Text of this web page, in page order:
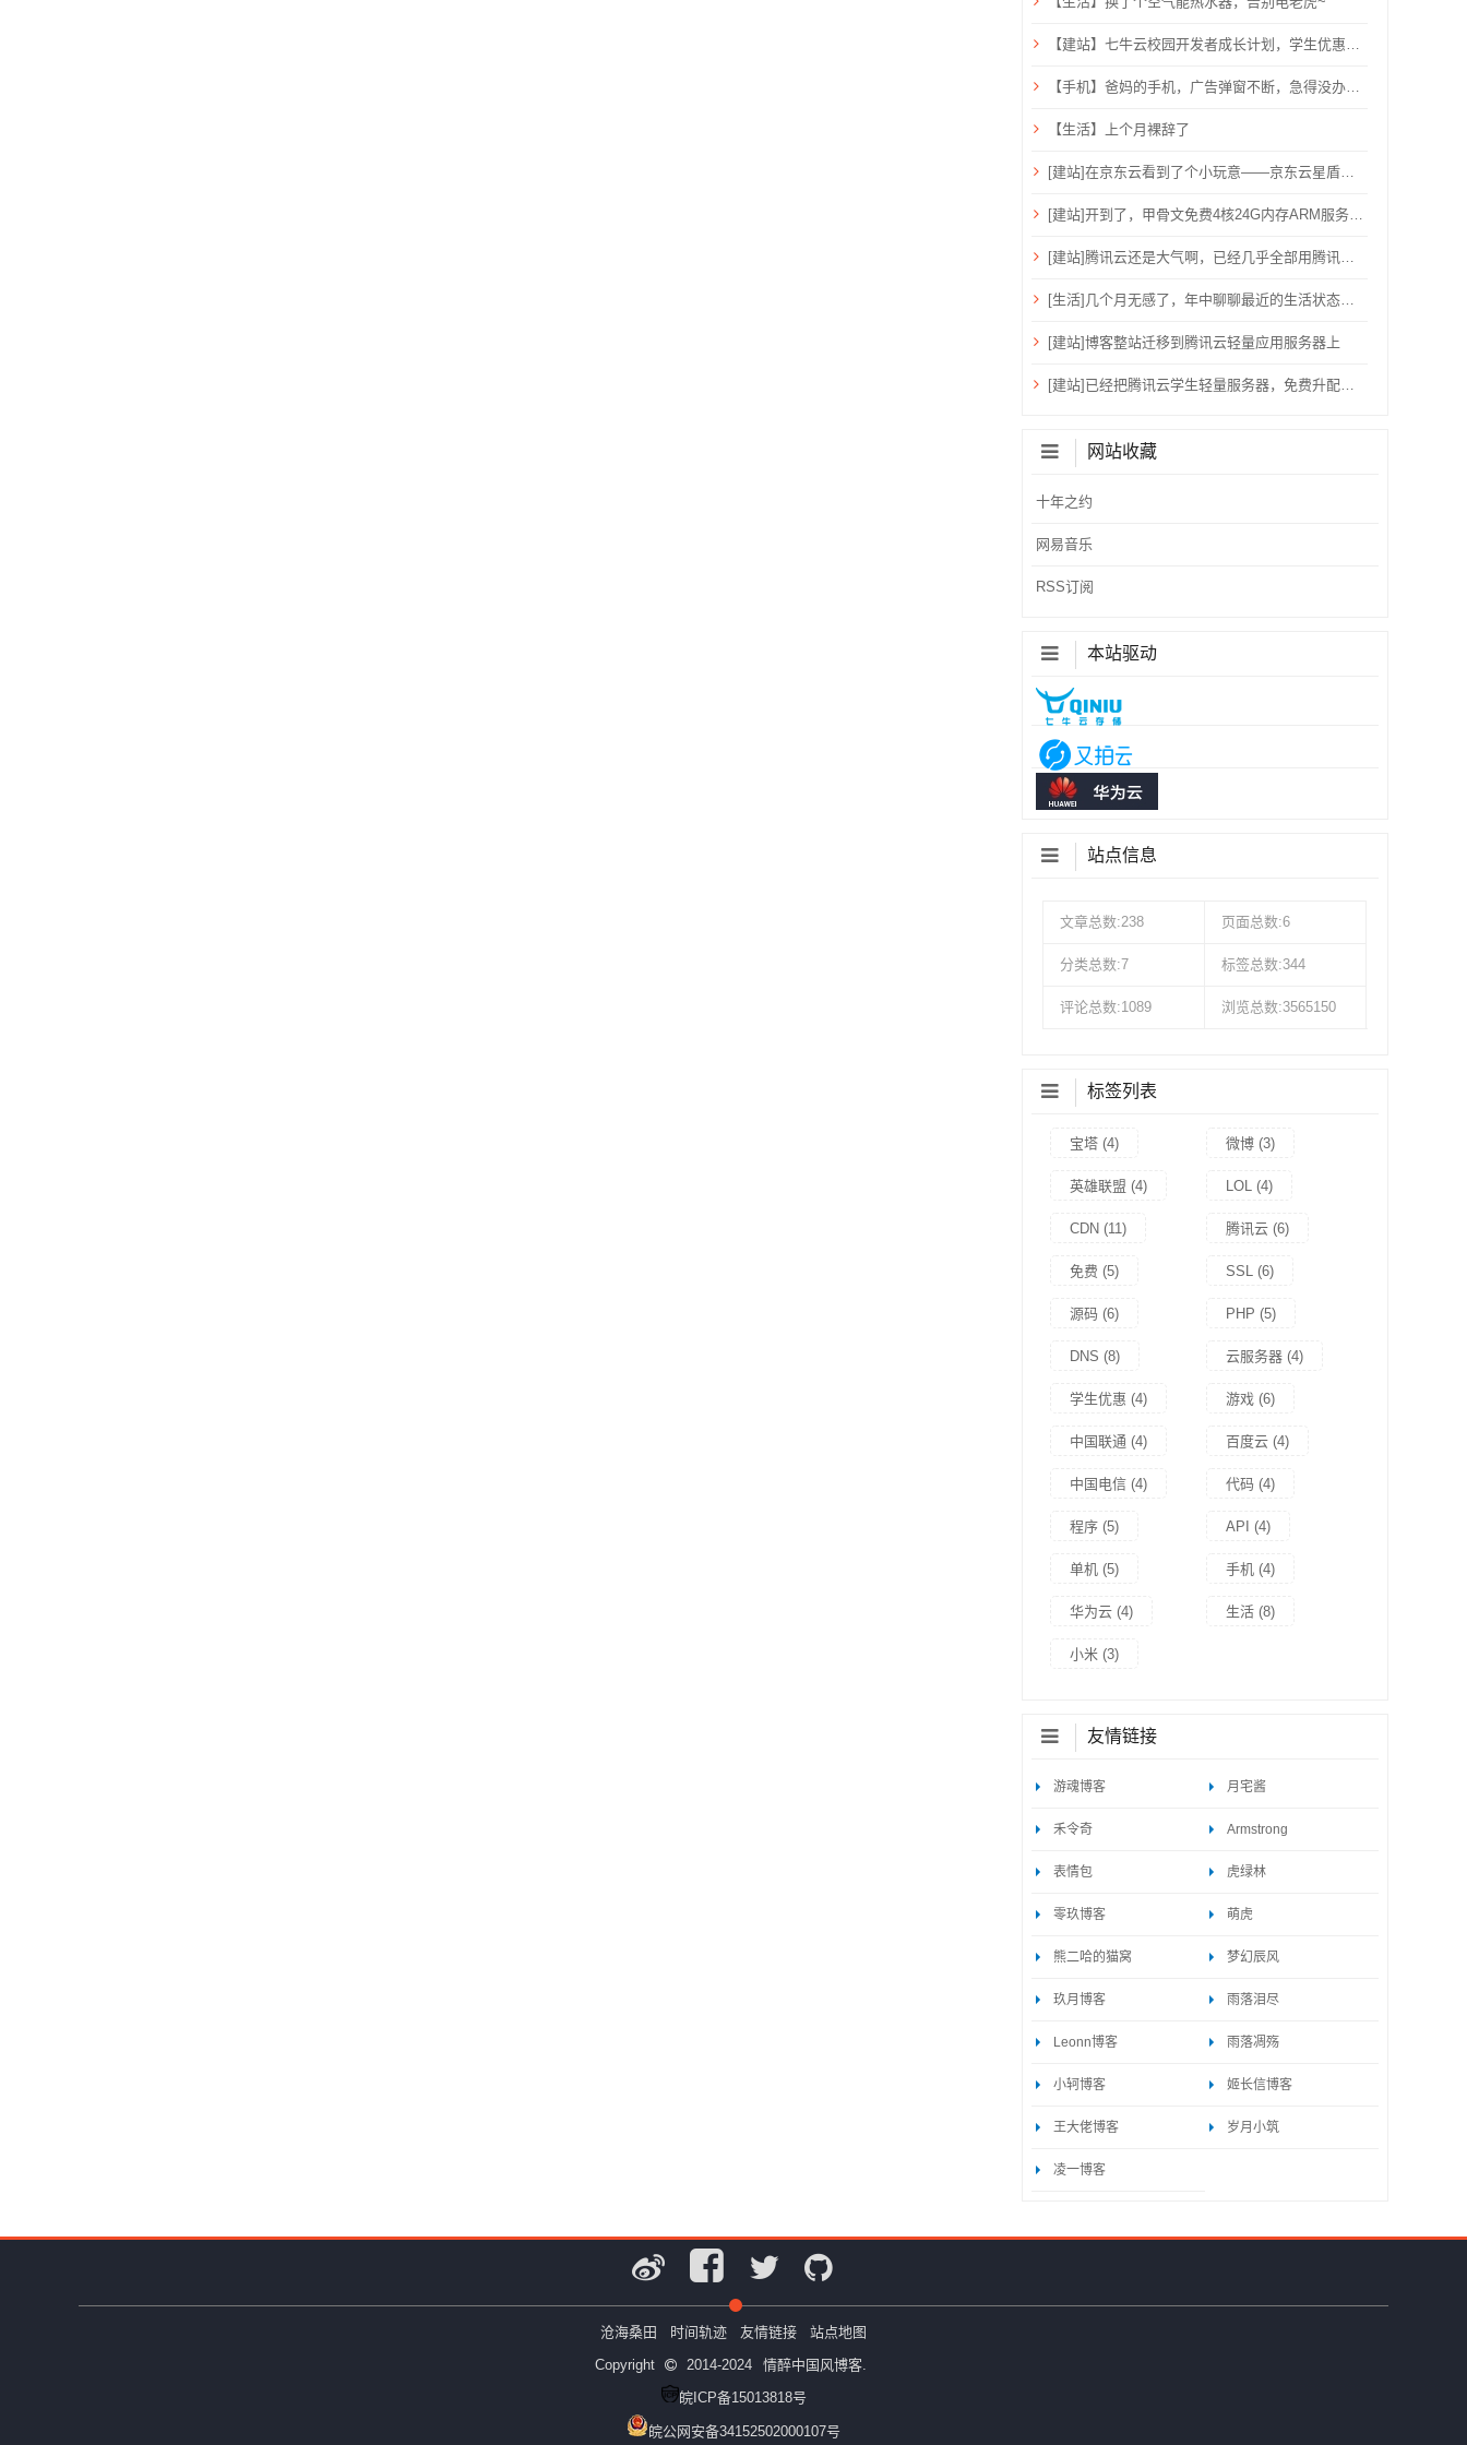
【建站】七牛云校园开发者成长计划，学生优惠，需验证学生邮箱
【手机】爸妈的手机，广告弹窗不断，急得没办法只能关机重启？用ADB卸载快应用框架！
【生活】上个月裸辞了
[建站]在京东云看到了个小玩意——京东云星盾安全加速。
[建站]开到了，甲骨文免费4核24G内存ARM服务器~
[建站]腾讯云还是大气啊，已经几乎全部用腾讯云了！
[生活]几个月无感了，年中聊聊最近的生活状态吧！
[建站]博客整站迁移到腾讯云轻量应用服务器上
[建站]已经把腾讯云学生轻量服务器，免费升配到：2核心、4G内存、6M带宽、80G硬盘、1200G流量
网站收藏
十年之约
网易音乐
RSS订阅
本站驱动
站点信息
文章总数:238 页面总数:6
分类总数:7 标签总数:344
评论总数:1089 浏览总数:3565150
标签列表
宝塔 (4) 微博(3)
英雄联盟 (4) LOL(4)
CDN (11) 腾讯云(6)
免费 (5) SSL(6)
源码 (6) PHP (5)
DNS (8) 云服务器(4)
学生优惠 (4) 游戏(6)
中国联通 (4) 百度云(4)
中国电信 (4) 代码(4)
程序 (5) API (4)
单机 (5) 手机(4)
华为云 (4) 生活(8)
小米 (3)
友情链接
游魂博客 月宅酱
禾令奇 Armstrong
表情包 虎绿林
零玖博客 萌虎
熊二哈的猫窝 梦幻辰风
玖月博客 雨落泪尽
Leonn博客 雨落凋殇
小轲博客 姬长信博客
王大佬博客 岁月小筑
凌一博客
沧海桑田 时间轨迹 友情链接
站点地图
Copyright
2014-2024
情醉中国风博客.
皖ICP备15013818号
皖公网安备34152502000107号